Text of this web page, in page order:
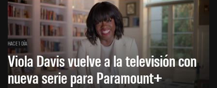
HACE 1 DÍA
Viola Davis vuelve a la televisión con
nueva serie para Paramount+